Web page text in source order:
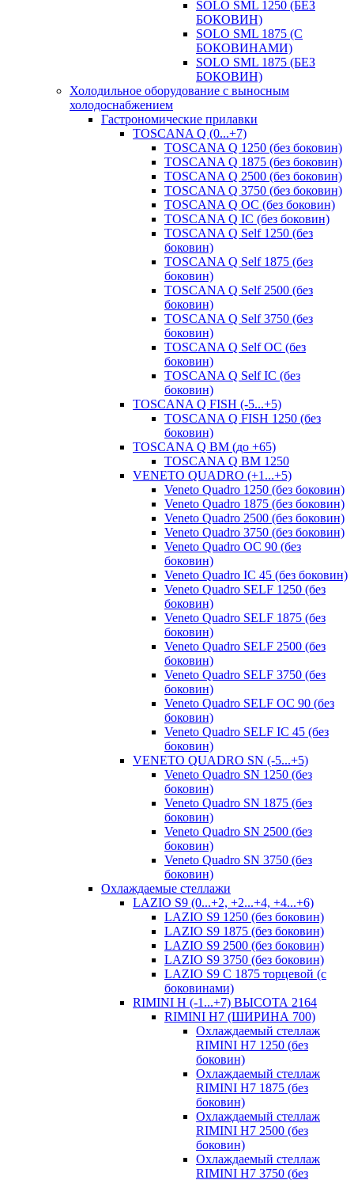
SOLO SML 1250 (БЕЗ
БОКОВИН)
SOLO SML 1875 (С
БОКОВИНАМИ)
SOLO SML 1875 (БЕЗ
БОКОВИН)
Холодильное оборудование с выносным
холодоснабжением
Гастрономические прилавки
TOSCANA Q (0...+7)
TOSCANA Q 1250 (без боковин)
TOSCANA Q 1875 (без боковин)
TOSCANA Q 2500 (без боковин)
TOSCANA Q 3750 (без боковин)
TOSCANA Q ОС (без боковин)
TOSCANA Q IC (без боковин)
TOSCANA Q Self 1250 (без
боковин)
TOSCANA Q Self 1875 (без
боковин)
TOSCANA Q Self 2500 (без
боковин)
TOSCANA Q Self 3750 (без
боковин)
TOSCANA Q Self OC (без
боковин)
TOSCANA Q Self IC (без
боковин)
TOSCANA Q FISH (-5...+5)
TOSCANA Q FISH 1250 (без
боковин)
TOSCANA Q ВМ (до +65)
TOSCANA Q BM 1250
VENETO QUADRO (+1...+5)
Veneto Quadro 1250 (без боковин)
Veneto Quadro 1875 (без боковин)
Veneto Quadro 2500 (без боковин)
Veneto Quadro 3750 (без боковин)
Veneto Quadro OC 90 (без
боковин)
Veneto Quadro IC 45 (без боковин)
Veneto Quadro SELF 1250 (без
боковин)
Veneto Quadro SELF 1875 (без
боковин)
Veneto Quadro SELF 2500 (без
боковин)
Veneto Quadro SELF 3750 (без
боковин)
Veneto Quadro SELF OC 90 (без
боковин)
Veneto Quadro SELF IC 45 (без
боковин)
VENETO QUADRO SN (-5...+5)
Veneto Quadro SN 1250 (без
боковин)
Veneto Quadro SN 1875 (без
боковин)
Veneto Quadro SN 2500 (без
боковин)
Veneto Quadro SN 3750 (без
боковин)
Охлаждаемые стеллажи
LAZIO S9 (0...+2, +2...+4, +4...+6)
LAZIO S9 1250 (без боковин)
LAZIO S9 1875 (без боковин)
LAZIO S9 2500 (без боковин)
LAZIO S9 3750 (без боковин)
LAZIO S9 C 1875 торцевой (с
боковинами)
RIMINI H (-1...+7) ВЫСОТА 2164
RIMINI H7 (ШИРИНА 700)
Охлаждаемый стеллаж
RIMINI H7 1250 (без
боковин)
Охлаждаемый стеллаж
RIMINI H7 1875 (без
боковин)
Охлаждаемый стеллаж
RIMINI H7 2500 (без
боковин)
Охлаждаемый стеллаж
RIMINI H7 3750 (без